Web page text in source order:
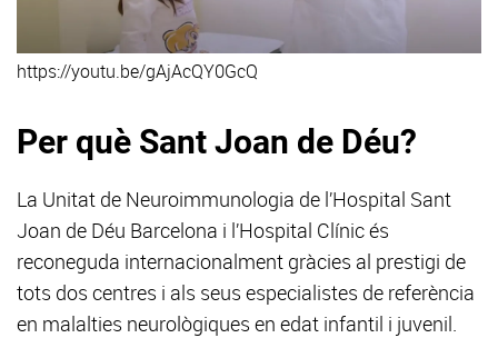
https://youtu.be/gAjAcQY0GcQ
Per què Sant Joan de Déu?
La Unitat de Neuroimmunologia de l’Hospital Sant
Joan de Déu Barcelona i l’Hospital Clínic és
reconeguda internacionalment gràcies al prestigi de
tots dos centres i als seus especialistes de referència
en malalties neurològiques en edat infantil i juvenil.